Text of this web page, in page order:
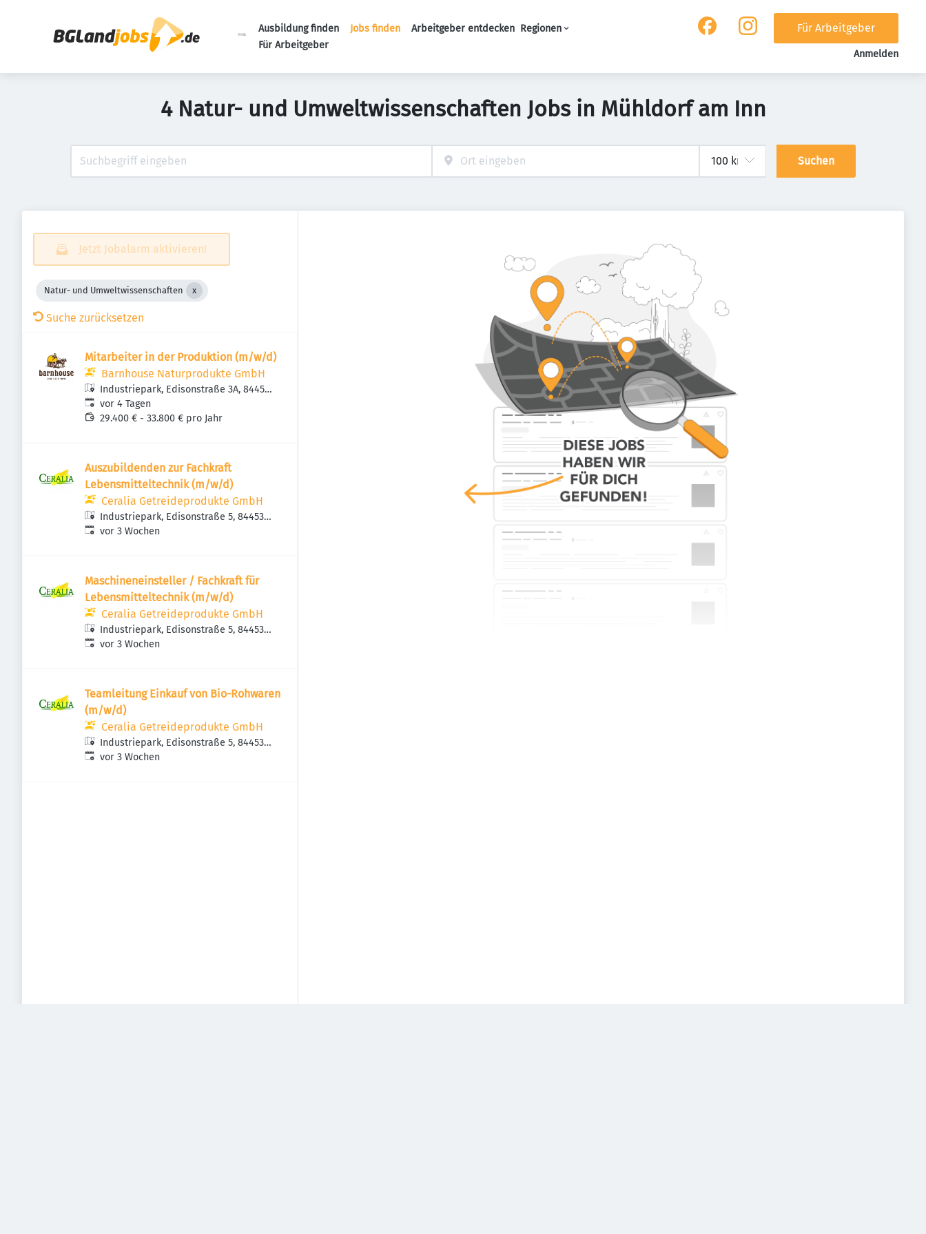
Ausbildung finden Jobs finden Arbeitgeber entdecken Regionen
Für Arbeitgeber
Für Arbeitgeber
Anmelden
4 Natur- und Umweltwissenschaften Jobs in Mühldorf am Inn
Suchen
Jetzt Jobalarm aktivieren!
Natur- und Umweltwissenschaften
Suche zurücksetzen
Mitarbeiter in der Produktion (m/w/d)
Barnhouse Naturprodukte GmbH
Industriepark, Edisonstraße 3A, 84453
Mühldorf am Inn, Deutschland
Veröffentlicht:
vor 4 Tagen
29.400 € - 33.800 € pro Jahr
Auszubildenden zur Fachkraft
Lebensmitteltechnik (m/w/d)
Ceralia Getreideprodukte GmbH
Industriepark, Edisonstraße 5, 84453
Mühldorf am Inn, Deutschland
Veröffentlicht:
vor 3 Wochen
Maschineneinsteller / Fachkraft für
Lebensmitteltechnik (m/w/d)
Ceralia Getreideprodukte GmbH
Industriepark, Edisonstraße 5, 84453
Mühldorf am Inn, Deutschland
Veröffentlicht:
vor 3 Wochen
Teamleitung Einkauf von Bio-Rohwaren
(m/w/d)
Ceralia Getreideprodukte GmbH
Industriepark, Edisonstraße 5, 84453
Mühldorf am Inn, Deutschland
Veröffentlicht:
vor 3 Wochen